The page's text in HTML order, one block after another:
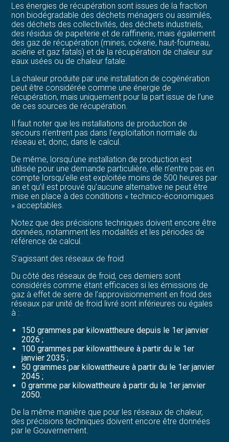
Les énergies de récupération sont issues de la fraction
non biodégradable des déchets ménagers ou assimilés,
des déchets des collectivités, des déchets industriels,
des résidus de papeterie et de raffinerie, mais également
des gaz de récupération (mines, cokerie, haut-fourneau,
aciérie et gaz fatals) et de la récupération de chaleur sur
eaux usées ou de chaleur fatale.
La chaleur produite par une installation de cogénération
peut être considérée comme une énergie de
récupération, mais uniquement pour la part issue de l’une
de ces sources de récupération.
Il faut noter que les installations de production de
secours n’entrent pas dans l’exploitation normale du
réseau et, donc, dans le calcul.
De même, lorsqu’une installation de production est
utilisée pour une demande particulière, elle n’entre pas en
compte lorsqu’elle est exploitée moins de 500 heures par
an et qu’il est prouvé qu’aucune alternative ne peut être
mise en place à des conditions « technico-économiques
» acceptables.
Notez que des précisions techniques doivent encore être
données, notamment les modalités et les périodes de
référence de calcul.
S’agissant des réseaux de froid
Du côté des réseaux de froid, ces derniers sont
considérés comme étant efficaces si les émissions de
gaz à effet de serre de l’approvisionnement en froid des
réseaux par unité de froid livré sont inférieures ou égales
à :
150 grammes par kilowattheure depuis le 1er janvier
2026 ;
100 grammes par kilowattheure à partir du le 1er
janvier 2035 ;
50 grammes par kilowattheure à partir du le 1er janvier
2045 ;
0 gramme par kilowattheure à partir du le 1er janvier
2050.
De la même manière que pour les réseaux de chaleur,
des précisions techniques doivent encore être données
par le Gouvernement.